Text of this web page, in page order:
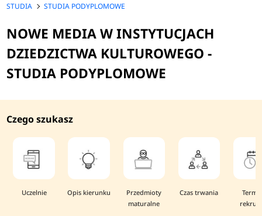
STUDIA STUDIA PODYPLOMOWE
NOWE MEDIA W INSTYTUCJACH
DZIEDZICTWA KULTUROWEGO -
STUDIA PODYPLOMOWE
Czego szukasz
Uczelnie Opis kierunku
Przedmioty
maturalne
Czas trwania